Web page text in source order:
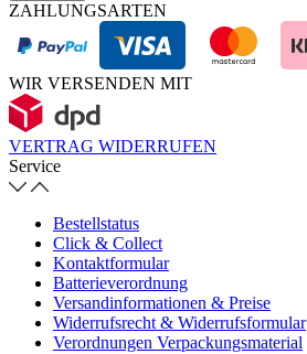
ZAHLUNGSARTEN
WIR VERSENDEN MIT
VERTRAG WIDERRUFEN
Service
Bestellstatus
Click & Collect
Kontaktformular
Batterieverordnung
Versandinformationen & Preise
Widerrufsrecht & Widerrufsformular
Verordnungen Verpackungsmaterial